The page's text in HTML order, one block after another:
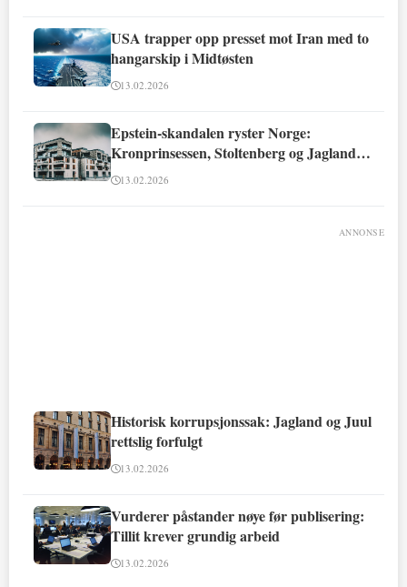
USA trapper opp presset mot Iran med to
hangarskip i Midtøsten
13.02.2026
Epstein-skandalen ryster Norge:
Kronprinsessen, Stoltenberg og Jagland
involvert
13.02.2026
ANNONSE
Historisk korrupsjonssak: Jagland og Juul
rettslig forfulgt
13.02.2026
Vurderer påstander nøye før publisering:
Tillit krever grundig arbeid
13.02.2026